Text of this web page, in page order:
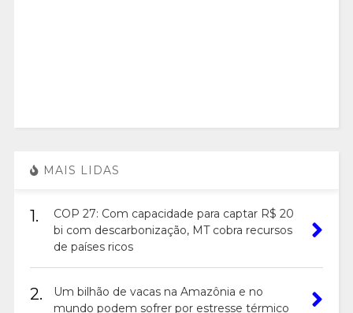
MAIS LIDAS
1.
COP 27: Com capacidade para captar R$ 20
bi com descarbonização, MT cobra recursos
de países ricos
2.
Um bilhão de vacas na Amazônia e no
mundo podem sofrer por estresse térmico